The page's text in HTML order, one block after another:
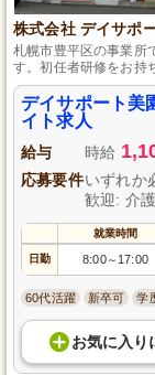
株式会社 デイサポ
札幌市豊平区の事業所
す。初任者研修をお持
し、高齢者の方々の支
スキルアップも目指
を増やしませんか？ご
デイサポート美
イト求人
給与 時給
応募要件いずれか
歓迎: 介
就業時間
日勤 8:00～ 17:00
60代活躍 新卒可 学
お気に入り